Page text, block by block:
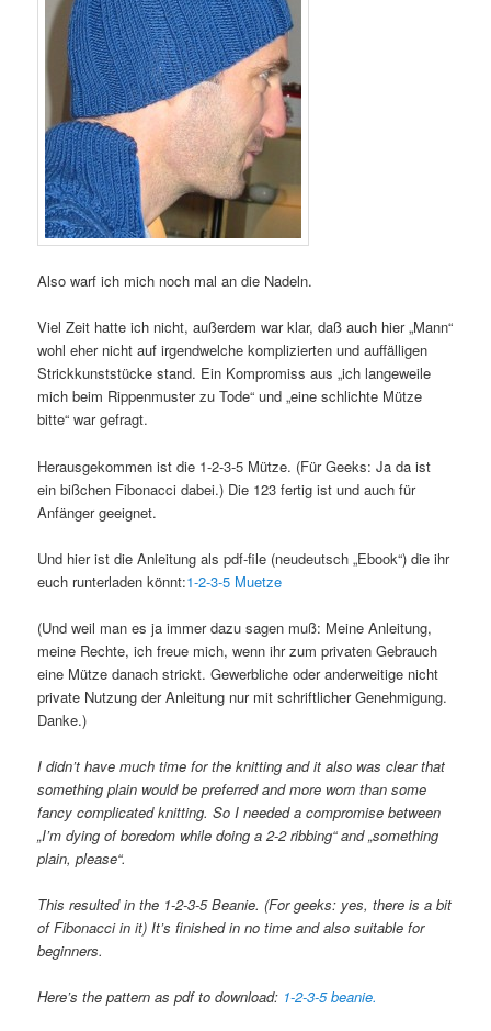
Also warf ich mich noch mal an die Nadeln.
Viel Zeit hatte ich nicht, außerdem war klar, daß auch hier „Mann“
wohl eher nicht auf irgendwelche komplizierten und auffälligen
Strickkunststücke stand. Ein Kompromiss aus „ich langeweile
mich beim Rippenmuster zu Tode“ und „eine schlichte Mütze
bitte“ war gefragt.
Herausgekommen ist die 1-2-3-5 Mütze. (Für Geeks: Ja da ist
ein bißchen Fibonacci dabei.) Die 123 fertig ist und auch für
Anfänger geeignet.
Und hier ist die Anleitung als pdf-file (neudeutsch „Ebook“) die ihr
euch runterladen könnt:1-2-3-5 Muetze
(Und weil man es ja immer dazu sagen muß: Meine Anleitung,
meine Rechte, ich freue mich, wenn ihr zum privaten Gebrauch
eine Mütze danach strickt. Gewerbliche oder anderweitige nicht
private Nutzung der Anleitung nur mit schriftlicher Genehmigung.
Danke.)
I didn’t have much time for the knitting and it also was clear that
something plain would be preferred and more worn than some
fancy complicated knitting. So I needed a compromise between
„I’m dying of boredom while doing a 2-2 ribbing“ and „something
plain, please“.
This resulted in the 1-2-3-5 Beanie. (For geeks: yes, there is a bit
of Fibonacci in it) It’s finished in no time and also suitable for
beginners.
Here’s the pattern as pdf to download: 1-2-3-5 beanie.